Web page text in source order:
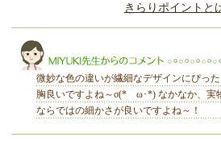
きらり
きらりポイントと
微妙な色の違いが繊細なデザインにぴっ
胸良いですよね～σ(*ゝω･*) なかなか、実
ならではの細かさが良いですよね～！